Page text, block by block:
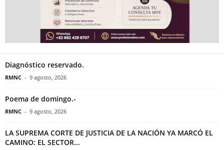
Diagnóstico reservado.
RMNC - 9 agosto, 2026
Poema de domingo.-
RMNC - 9 agosto, 2026
LA SUPREMA CORTE DE JUSTICIA DE LA NACIÓN YA MARCÓ EL
CAMINO: EL SECTOR...